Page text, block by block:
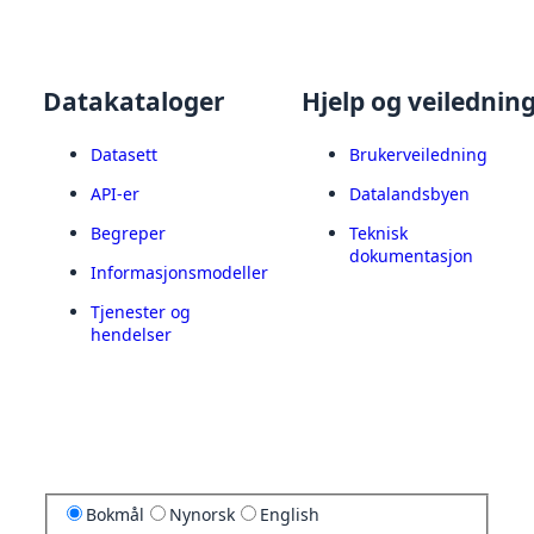
Datakataloger
Datasett
API-er
Begreper
Informasjonsmodeller
Tjenester og
hendelser
Hjelp og
Brukerveiledning
Datalandsbyen
Teknisk
dokumentasjon
Bokmål Nynorsk English